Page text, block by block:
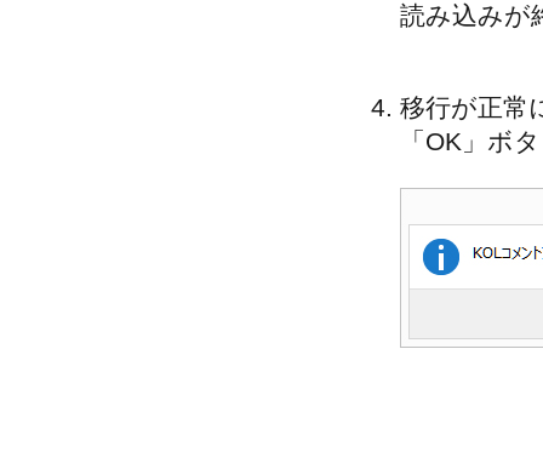
読み込みが
移行が正常
「OK」ボ